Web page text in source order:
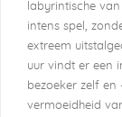
labyrintische
intens spel,
extreem
uur vindt er een
bezoeker zelf
vermoeidheid